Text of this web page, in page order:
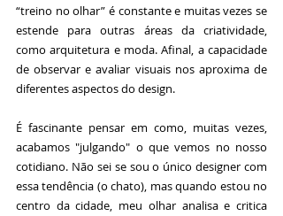
“treino no olhar” é constante e muitas vezes se
estende para outras áreas da criatividade,
como arquitetura e moda. Afinal, a capacidade
de observar e avaliar visuais nos aproxima de
diferentes aspectos do design.
É fascinante pensar em como, muitas vezes,
acabamos "julgando" o que vemos no nosso
cotidiano. Não sei se sou o único designer com
essa tendência (o chato), mas quando estou no
centro da cidade, meu olhar analisa e critica